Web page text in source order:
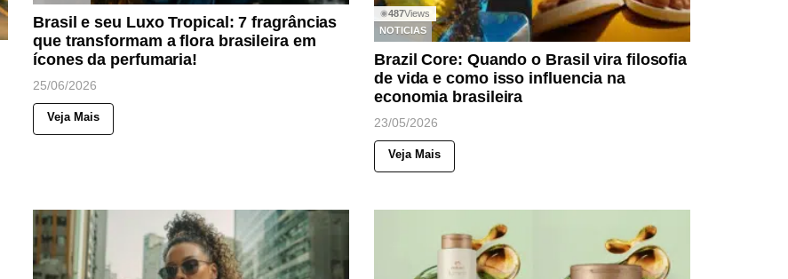
Brasil e seu Luxo Tropical: 7 fragrâncias
que transformam a flora brasileira em
ícones da perfumaria!
25/06/2026
Veja Mais
◉487Views
NOTICIAS
Brazil Core: Quando o Brasil vira filosofia
de vida e como isso influencia na
economia brasileira
23/05/2026
Veja Mais